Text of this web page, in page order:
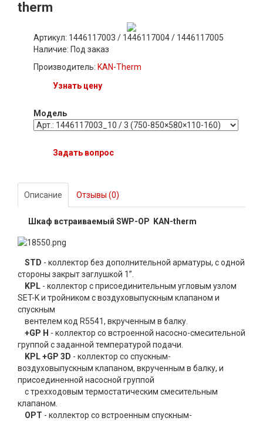
therm
Артикул: 1446117003 / 1446117004 / 1446117005
Наличие: Под заказ
Производитель: KAN-Therm
Узнать цену
Модель
Задать вопрос
Описание Отзывы (0)
Шкаф встраиваемый SWP-OP KAN-therm
STD - коллектор без дополнительной арматуры, с одной
стороны закрыт заглушкой 1”.
KPL - коллектор с присоединительным угловым узлом
SET-K и тройником с воздуховыпускным клапаном и
спускным
вентелем код R5541, вкрученным в балку.
+GP H - коллектор со встроенной насосно-смесительной
группой с заданной температурой подачи.
KPL +GP 3D - коллектор со спускным-
воздуховыпускным клапаном, вкрученным в балку, и
присоединенной насосной группой
с трехходовым термостатическим смесительным
клапаном.
OPT - коллектор со встроенным спускным-